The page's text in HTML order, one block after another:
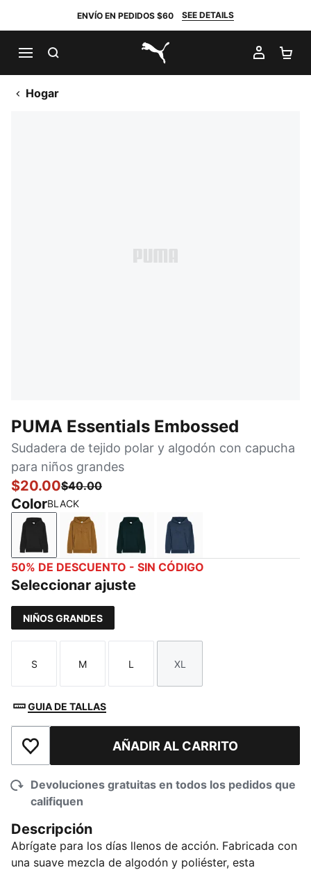
ENVÍO EN PEDIDOS $60 SEE DETAILS
PUMA.com
MI
Hogar
PUMA Essentials Embossed
Sudadera de tejido polar y algodón con capucha
para niños grandes
$20.00$40.00
ColorBLACK
BLACK HONEY BUTTERGREEN TERRAINDARK INDIGO
50% DE DESCUENTO - SIN CÓDIGO
Seleccionar ajuste
NIÑOS GRANDES
Talla
S
Talla
M
Talla
L
Talla
XL
GUIA DE TALLAS
Añadir a la lista de deseosAÑADIR AL CARRITO
Devoluciones gratuitas en todos los pedidos que
califiquen
Descripción
Abrígate para los días llenos de acción. Fabricada con
una suave mezcla de algodón y poliéster, esta